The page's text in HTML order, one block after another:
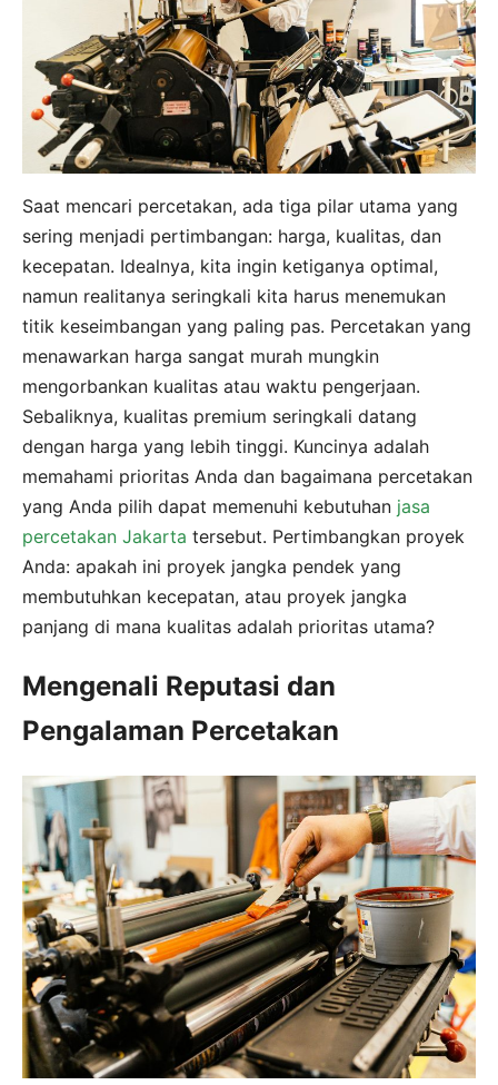
Saat mencari percetakan, ada tiga pilar utama yang
sering menjadi pertimbangan: harga, kualitas, dan
kecepatan. Idealnya, kita ingin ketiganya optimal,
namun realitanya seringkali kita harus menemukan
titik keseimbangan yang paling pas. Percetakan yang
menawarkan harga sangat murah mungkin
mengorbankan kualitas atau waktu pengerjaan.
Sebaliknya, kualitas premium seringkali datang
dengan harga yang lebih tinggi. Kuncinya adalah
memahami prioritas Anda dan bagaimana percetakan
yang Anda pilih dapat memenuhi kebutuhan jasa
percetakan Jakarta tersebut. Pertimbangkan proyek
Anda: apakah ini proyek jangka pendek yang
membutuhkan kecepatan, atau proyek jangka
panjang di mana kualitas adalah prioritas utama?
Mengenali Reputasi dan
Pengalaman Percetakan